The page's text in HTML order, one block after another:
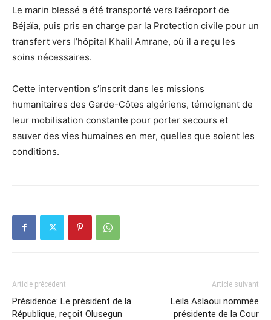
Le marin blessé a été transporté vers l’aéroport de
Béjaïa, puis pris en charge par la Protection civile pour un
transfert vers l’hôpital Khalil Amrane, où il a reçu les
soins nécessaires.
Cette intervention s’inscrit dans les missions
humanitaires des Garde-Côtes algériens, témoignant de
leur mobilisation constante pour porter secours et
sauver des vies humaines en mer, quelles que soient les
conditions.
Article précédent
Présidence: Le président de la
République, reçoit Olusegun
Article suivant
Leila Aslaoui nommée
présidente de la Cour